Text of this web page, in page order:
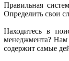
Правильная
Определить свои
Находитесь в
менеджмента?
содержит самые